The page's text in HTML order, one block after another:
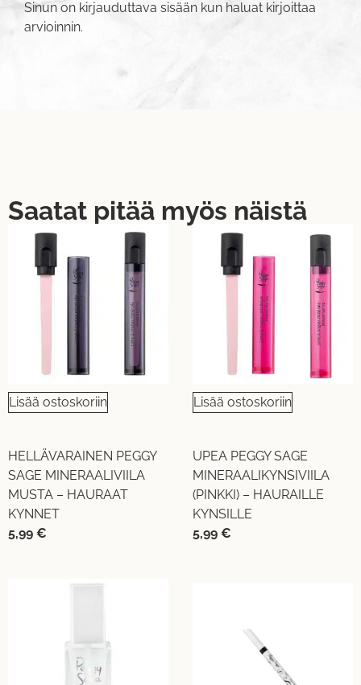
Sinun on kirjauduttava sisään kun haluat kirjoittaa
arvioinnin.
Saatat pitää myös näistä
Lisää ostoskoriin
HELLÄVARAINEN PEGGY
SAGE MINERAALIVIILA
MUSTA – HAURAAT
KYNNET
5,99 €
Lisää ostoskoriin
UPEA PEGGY SAGE
MINERAALIKYNSIVIILA
(PINKKI) – HAURAILLE
KYNSILLE
5,99 €